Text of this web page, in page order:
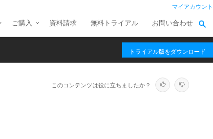
マイアカウント
ご購入 資料請求 無料トライアル お問い合わせ
トライアル版をダウンロード
このコンテンツは役に立ちましたか？